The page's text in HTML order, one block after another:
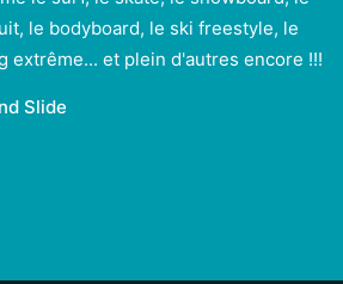
le bodyboard, le ski freestyle, le
extrême... et plein d'autres encore !!!
Slide